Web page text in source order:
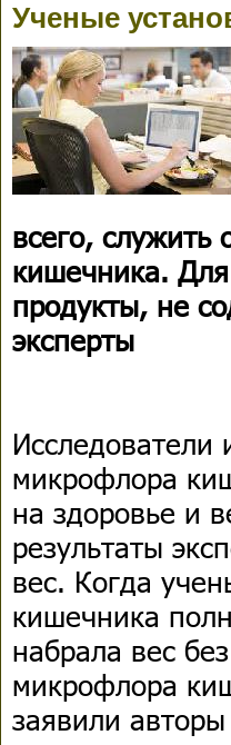
Ученые
всего,
кишечника. Для
продукты, не
эксперты
микрофлора
на здоровье и
результаты
вес. Когда
кишечника
набрала вес
микрофлора
заявили